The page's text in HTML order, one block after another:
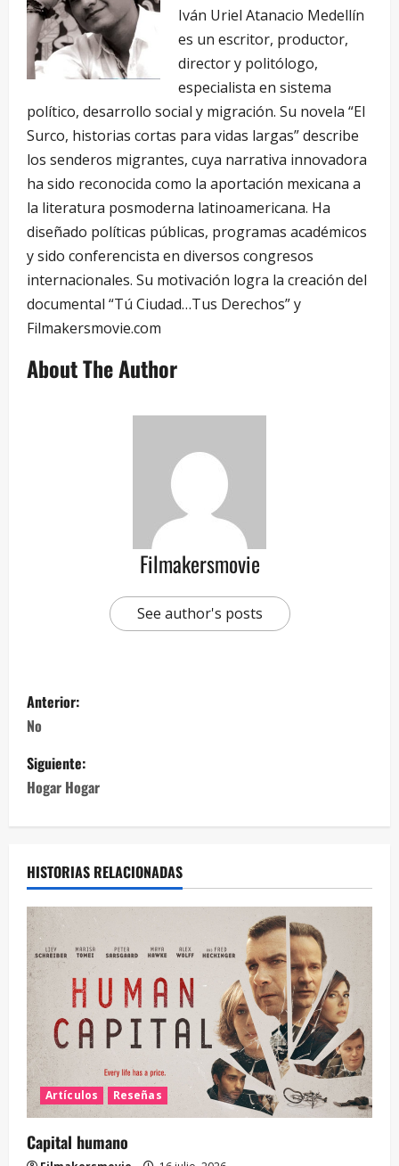
Iván Uriel Atanacio Medellín
es un escritor, productor,
director y politólogo,
especialista en sistema
político, desarrollo social y migración. Su novela “El
Surco, historias cortas para vidas largas” describe
los senderos migrantes, cuya narrativa innovadora
ha sido reconocida como la aportación mexicana a
la literatura posmoderna latinoamericana. Ha
diseñado políticas públicas, programas académicos
y sido conferencista en diversos congresos
internacionales. Su motivación logra la creación del
documental “Tú Ciudad…Tus Derechos” y
Filmakersmovie.com
About The Author
Filmakersmovie
See author's posts
Anterior:
No
Siguiente:
Hogar Hogar
HISTORIAS RELACIONADAS
Artículos Reseñas
Capital humano